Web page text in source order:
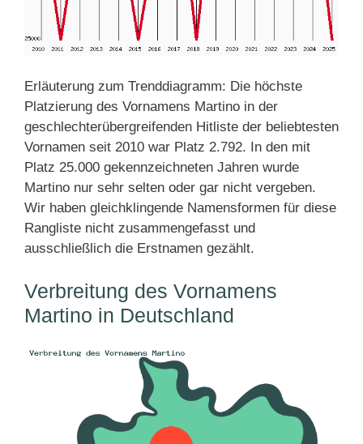
Erläuterung zum Trenddiagramm: Die höchste
Platzierung des Vornamens Martino in der
geschlechterübergreifenden Hitliste der beliebtesten
Vornamen seit 2010 war Platz 2.792. In den mit
Platz 25.000 gekennzeichneten Jahren wurde
Martino nur sehr selten oder gar nicht vergeben.
Wir haben gleichklingende Namensformen für diese
Rangliste nicht zusammengefasst und
ausschließlich die Erstnamen gezählt.
Verbreitung des Vornamens
Martino in Deutschland